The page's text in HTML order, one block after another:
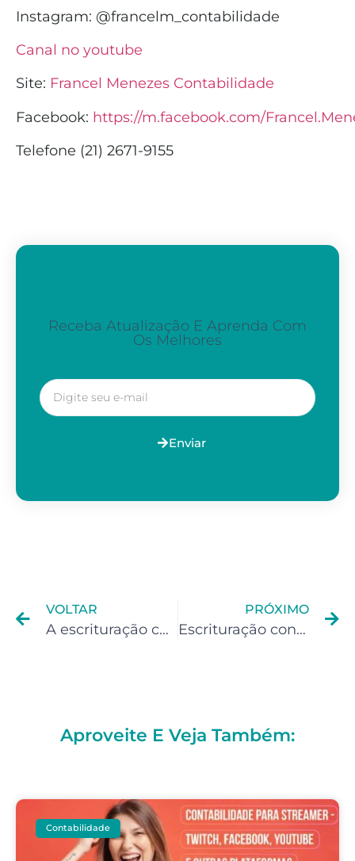
Instagram: @francelm_contabilidade
Canal no youtube
Site: Francel Menezes Contabilidade
Facebook: https://m.facebook.com/
Telefone (21) 2671-9155
Receba Atualização E Aprenda Com
Os Melhores
Enviar
VOLTAR
A escrituração contábil é obrigatória para dentistas com CNPJ? Descubra agora!
PRÓXIMO
Escrituração contábil em projetos de arquitetura e design: saiba se é obrigatória
Aproveite E Veja Também:
Contabilidade